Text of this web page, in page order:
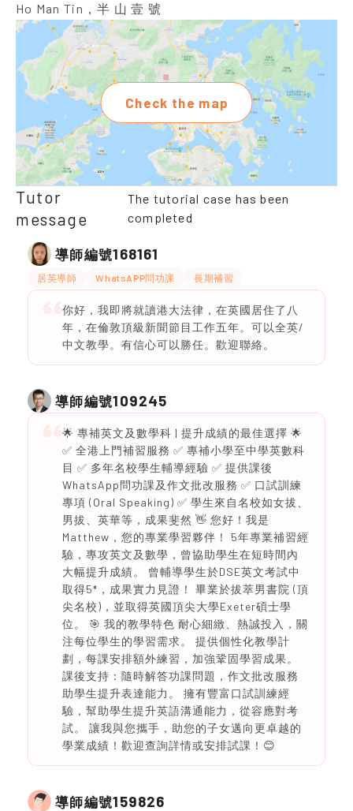
Ho Man Tin，半 山 壹 號
Check the map
Tutor
message
The tutorial case has been
completed
導師編號168161
居英導師 WhatsAPP問功課 長期補習
你好，我即將就讀港大法律，在英國居住了八
年，在倫敦頂級新聞節目工作五年。可以全英/
中文教學。有信心可以勝任。歡迎聯絡。
導師編號109245
🌟 專補英文及數學科 | 提升成績的最佳選擇 🌟
✅ 全港上門補習服務 ✅ 專補小學至中學英數科
目 ✅ 多年名校學生輔導經驗 ✅ 提供課後
WhatsApp問功課及作文批改服務 ✅ 口試訓練
專項 (Oral Speaking) ✅ 學生來自名校如女拔、
男拔、英華等，成果斐然 👋 您好！我是
Matthew，您的專業學習夥伴！ 5年專業補習經
驗，專攻英文及數學，曾協助學生在短時間內
大幅提升成績。 曾輔導學生於DSE英文考試中
取得5*，成果實力見證！ 畢業於拔萃男書院 (頂
尖名校)，並取得英國頂尖大學Exeter碩士學
位。 🎯 我的教學特色 耐心細緻、熱誠投入，關
注每位學生的學習需求。 提供個性化教學計
劃，每課安排額外練習，加強鞏固學習成果。
課後支持：隨時解答功課問題，作文批改服務
助學生提升表達能力。 擁有豐富口試訓練經
驗，幫助學生提升英語溝通能力，從容應對考
試。 讓我與您攜手，助您的子女邁向更卓越的
學業成績！歡迎查詢詳情或安排試課！😊
導師編號159826